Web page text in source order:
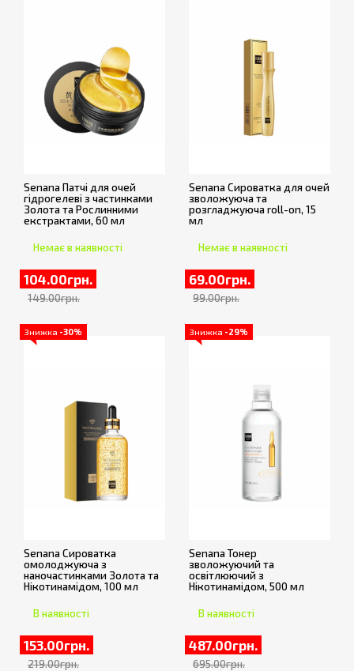
Senana Патчі для очей
гідрогелеві з частинками
Золота та Рослинними
екстрактами, 60 мл
Немає в наявності
104.00грн.
149.00грн.
Senana Сироватка для очей
зволожуюча та
розгладжуюча roll-on, 15
мл
Немає в наявності
69.00грн.
99.00грн.
Знижка -30%
Senana Сироватка
омолоджуюча з
наночастинками Золота та
Нікотинамідом, 100 мл
В наявності
153.00грн.
219.00грн.
Знижка -29%
Senana Тонер
зволожуючий та
освітлюючий з
Нікотинамідом, 500 мл
В наявності
487.00грн.
695.00грн.